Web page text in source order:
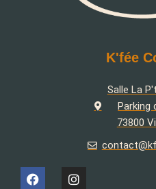
K'fée
Salle La
Parking
73800